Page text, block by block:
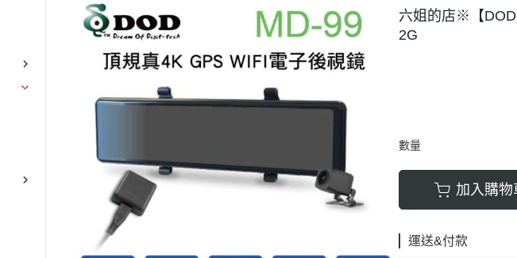
六姐的店※【
2G
數量
加入購物
運送&付款